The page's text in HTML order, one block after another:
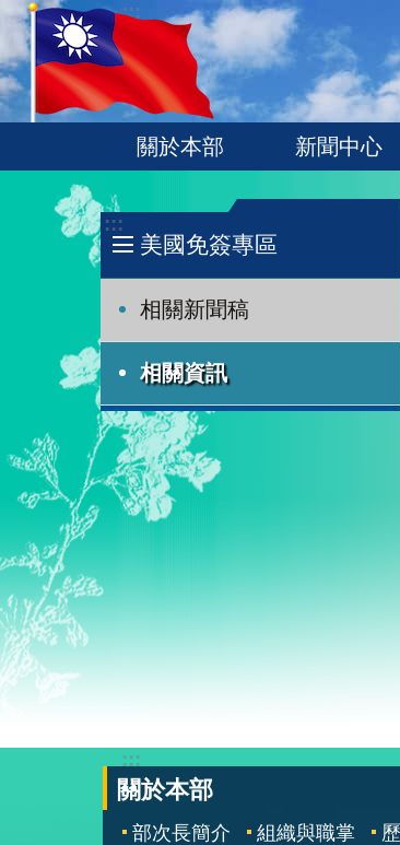
跳到主要內容區塊
:::
關於本部 新聞中心
:::
美國免簽專區
相關新聞稿
相關資訊
:::
關於本部
部次長簡介 組織與職掌